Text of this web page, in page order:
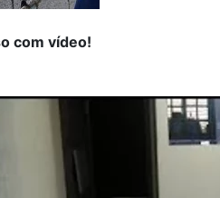
com vídeo!